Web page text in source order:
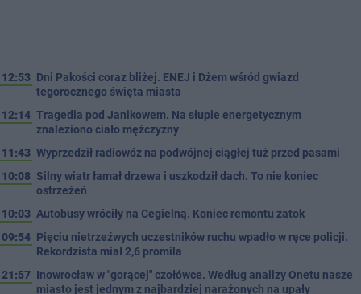
12:53 Dni Pakości coraz bliżej. ENEJ i Dżem wśród gwiazd
tegorocznego święta miasta
12:14 Tragedia pod Janikowem. Na słupie energetycznym
znaleziono ciało mężczyzny
11:43 Wyprzedził radiowóz na podwójnej ciągłej tuż przed pasami
10:08 Silny wiatr łamał drzewa i uszkodził dach. To nie koniec
ostrzeżeń
10:03 Autobusy wróciły na Cegielną. Koniec remontu zatok
09:54 Pięciu nietrzeźwych uczestników ruchu wpadło w ręce policji.
Rekordzista miał 2,6 promila
21:57 Inowrocław w "gorącej" czołówce. Według analizy Onetu nasze
miasto jest jednym z najbardziej narażonych na upały